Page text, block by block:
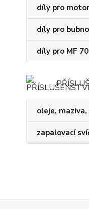
díly pro
díly pro
díly pro MF
oleje,
zapalovací